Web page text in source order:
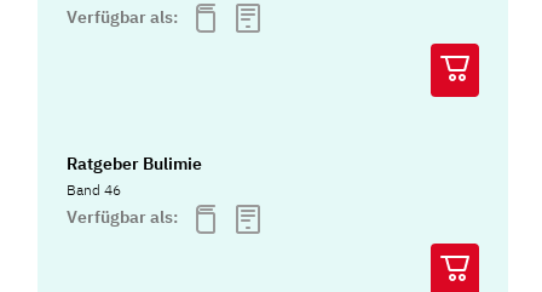
Verfügbar als:
Ratgeber Bulimie
Band 46
Verfügbar als: